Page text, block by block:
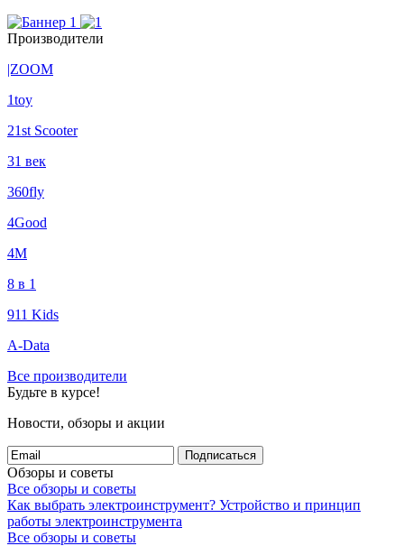
Производители
|ZOOM
1toy
21st Scooter
31 век
360fly
4Good
4М
8 в 1
911 Kids
A-Data
Все производители
Будьте в курсе!
Новости, обзоры и акции
Подписаться
Обзоры и советы
Все обзоры и советы
Как выбрать электроинструмент? Устройство и принцип
работы электроинструмента
Все обзоры и советы